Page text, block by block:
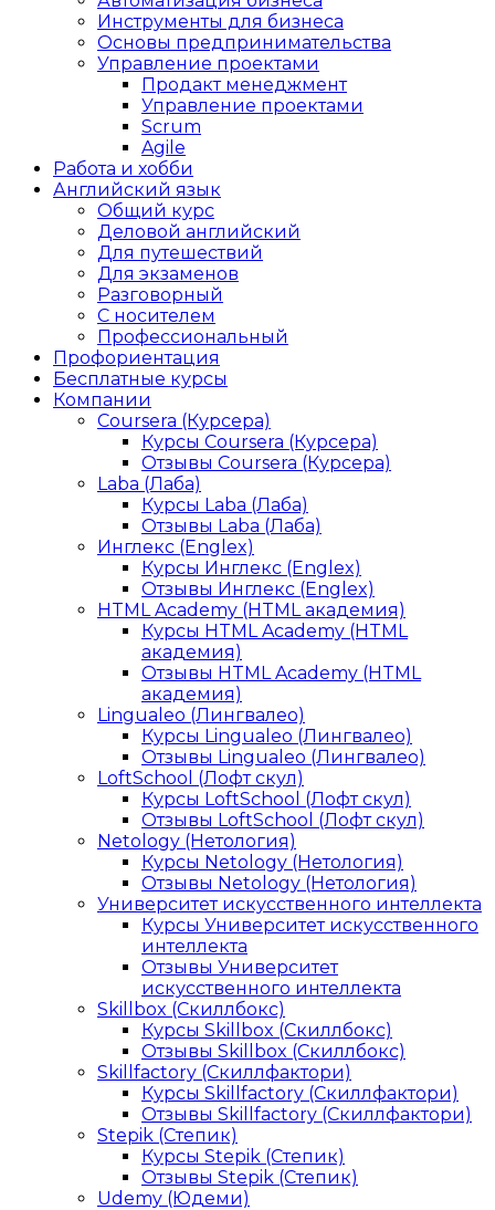
Инструменты для бизнеса
Основы предпринимательства
Управление проектами
Продакт менеджмент
Управление проектами
Scrum
Agile
Работа и хобби
Английский язык
Общий курс
Деловой английский
Для путешествий
Для экзаменов
Разговорный
С носителем
Профессиональный
Профориентация
Бесплатные курсы
Компании
Coursera (Курсера)
Курсы Coursera (Курсера)
Отзывы Coursera (Курсера)
Laba (Лаба)
Курсы Laba (Лаба)
Отзывы Laba (Лаба)
Инглекс (Englex)
Курсы Инглекс (Englex)
Отзывы Инглекс (Englex)
HTML Academy (HTML академия)
Курсы HTML Academy (HTML
академия)
Отзывы HTML Academy (HTML
академия)
Lingualeo (Лингвалео)
Курсы Lingualeo (Лингвалео)
Отзывы Lingualeo (Лингвалео)
LoftSchool (Лофт скул)
Курсы LoftSchool (Лофт скул)
Отзывы LoftSchool (Лофт скул)
Netology (Нетология)
Курсы Netology (Нетология)
Отзывы Netology (Нетология)
Университет искусственного интеллекта
Курсы Университет искусственного
интеллекта
Отзывы Университет
искусственного интеллекта
Skillbox (Скиллбокс)
Курсы Skillbox (Скиллбокс)
Отзывы Skillbox (Скиллбокс)
Skillfactory (Скиллфактори)
Курсы Skillfactory (Скиллфактори)
Отзывы Skillfactory (Скиллфактори)
Stepik (Степик)
Курсы Stepik (Степик)
Отзывы Stepik (Степик)
Udemy (Юдеми)